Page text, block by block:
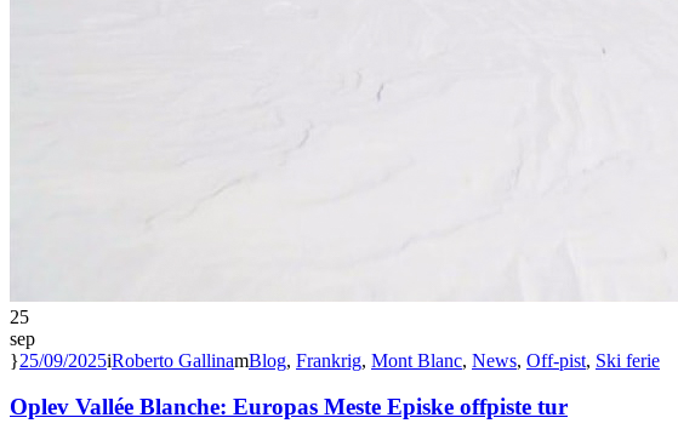
25
sep
25/09/2025 Roberto Gallina Blog, Frankrig, Mont Blanc, News, Off-pist, Ski ferie
Oplev Vallée Blanche: Europas Meste Episke offpiste tur